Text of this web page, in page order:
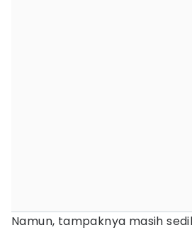
Namun, tampaknya masih